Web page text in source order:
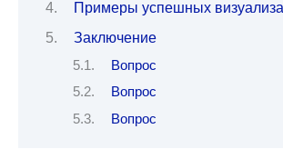
Примеры успешных
Заключение
Вопрос
Вопрос
Вопрос